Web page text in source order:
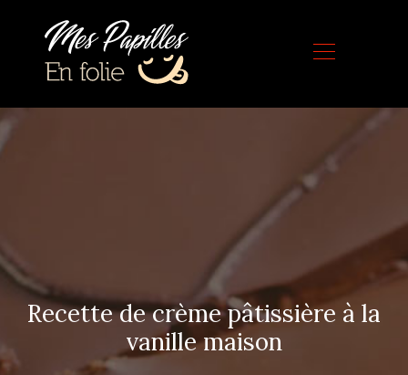
Recette de crème pâtissière à la
vanille maison